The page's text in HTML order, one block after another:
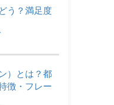
荷いたしまし
う？満足度
）とは？都
徴・フレー